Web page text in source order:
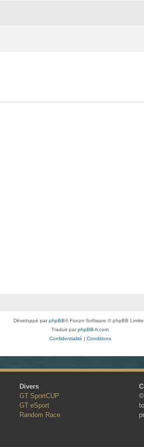
Développé parphpBB® Forum Software © phpBB
Traduit parphpBB-fr.com
Confidentialité
Conditions
Divers
GT SportCUP
GT eSport
Random Race
©